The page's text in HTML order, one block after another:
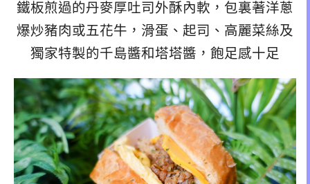
鐵板煎過的丹麥厚吐司外酥內軟，包裏著洋蔥
爆炒豬肉或五花牛，滑蛋、起司、高麗菜絲及
獨家特製的千島醬和塔塔醬，飽足感十足